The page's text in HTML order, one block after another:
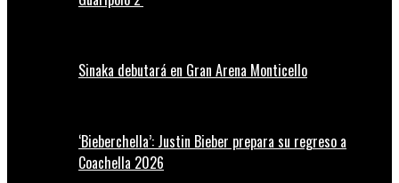
Sinaka debutará en Gran Arena Monticello
‘Bieberchella’: Justin Bieber prepara su regreso a
Coachella 2026